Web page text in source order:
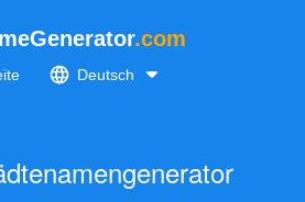
.com
Deutsch